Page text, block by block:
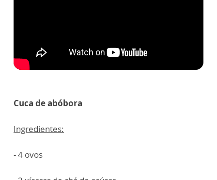
Cuca de abóbora
Ingredientes:
- 4 ovos